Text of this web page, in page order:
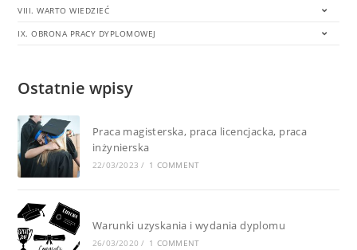
VIII. WARTO WIEDZIEĆ
IX. OBRONA PRACY DYPLOMOWEJ
Ostatnie wpisy
Praca magisterska, praca licencjacka, praca
inżynierska
22/03/2023 / 1 COMMENT
Warunki uzyskania i wydania dyplomu
26/03/2020 / 1 COMMENT